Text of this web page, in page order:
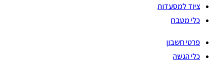
ציוד למסעדות
כלי מטבח
פרטי חשבון
כלי הגשה